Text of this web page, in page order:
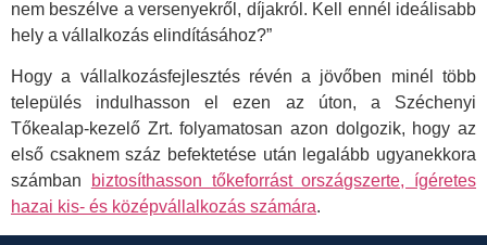
nem beszélve a versenyekről, díjakról. Kell ennél ideálisabb
hely a vállalkozás elindításához?”
Hogy a vállalkozásfejlesztés révén a jövőben minél több
település indulhasson el ezen az úton, a Széchenyi
Tőkealap-kezelő Zrt. folyamatosan azon dolgozik, hogy az
első csaknem száz befektetése után legalább ugyanekkora
számban
biztosíthasson tőkeforrást országszerte, ígéretes
hazai kis- és középvállalkozás számára.